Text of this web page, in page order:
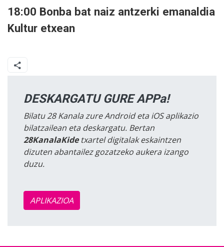
18:00 Bonba bat naiz antzerki emanaldia
Kultur etxean
DESKARGATU GURE APPa!
Bilatu 28 Kanala zure Android eta iOS aplikazio
bilatzailean eta deskargatu. Bertan
28KanalaKidetxartel digitalak eskaintzen
dizuten abantailez gozatzeko aukera izango
duzu.
APLIKAZIOA